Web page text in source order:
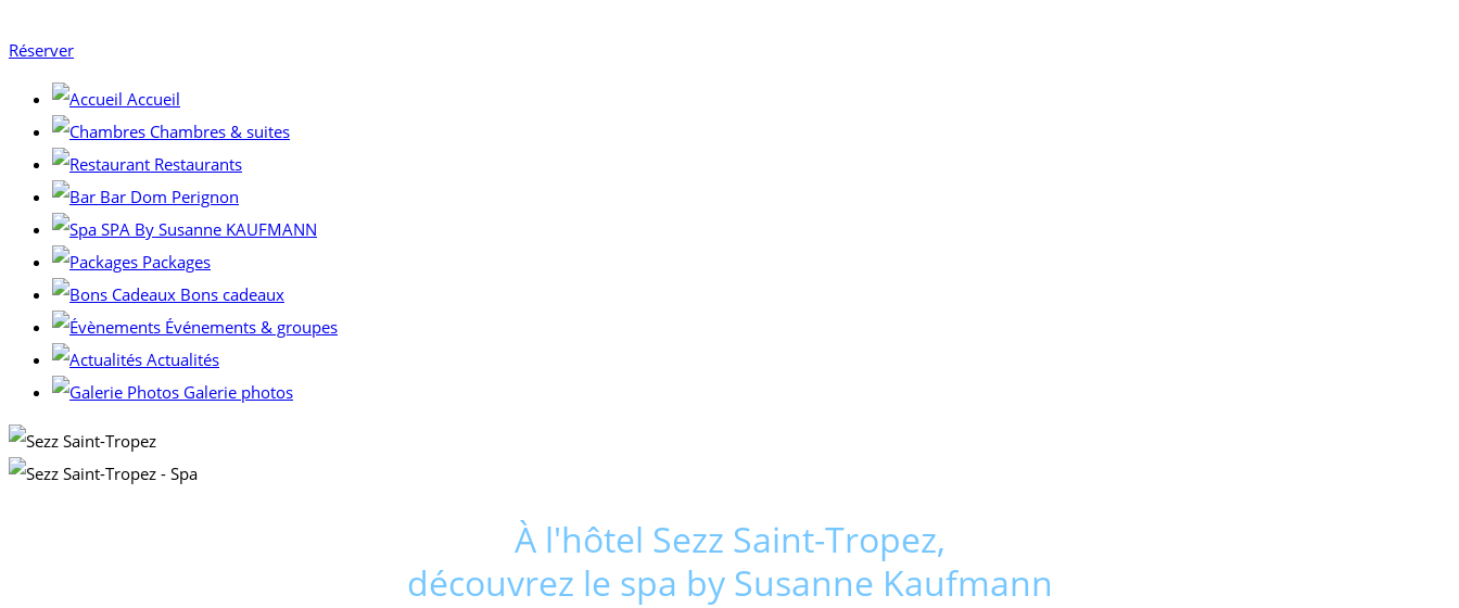
Réserver
Accueil
Chambres & suites
Restaurants
Bar Dom Perignon
SPA By Susanne KAUFMANN
Packages
Bons cadeaux
Événements & groupes
Actualités
Galerie photos
À l'hôtel Sezz Saint-Tropez,
découvrez le spa by Susanne Kaufmann